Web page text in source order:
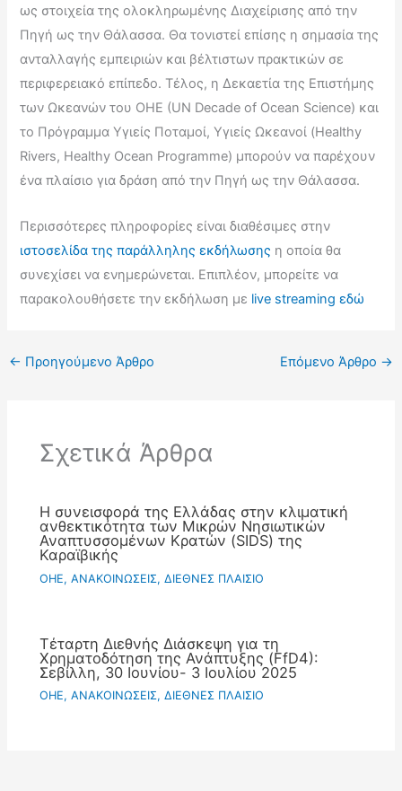
ως στοιχεία της ολοκληρωμένης Διαχείρισης από την
Πηγή ως την Θάλασσα. Θα τονιστεί επίσης η σημασία της
ανταλλαγής εμπειριών και βέλτιστων πρακτικών σε
περιφερειακό επίπεδο. Τέλος, η Δεκαετία της Επιστήμης
των Ωκεανών του ΟΗΕ (UN Decade of Ocean Science) και
το Πρόγραμμα Υγιείς Ποταμοί, Υγιείς Ωκεανοί (Healthy
Rivers, Healthy Ocean Programme) μπορούν να παρέχουν
ένα πλαίσιο για δράση από την Πηγή ως την Θάλασσα.
Περισσότερες πληροφορίες είναι διαθέσιμες στην
ιστοσελίδα της παράλληλης εκδήλωσης η οποία θα
συνεχίσει να ενημερώνεται. Επιπλέον, μπορείτε να
παρακολουθήσετε την εκδήλωση με live streaming εδώ
← Προηγούμενο Άρθρο Επόμενο Άρθρο →
Σχετικά Άρθρα
Η συνεισφορά της Ελλάδας στην κλιματική
ανθεκτικότητα των Μικρών Νησιωτικών
Αναπτυσσομένων Κρατών (SIDS) της
Καραϊβικής
OHE,ΑΝΑΚΟΙΝΩΣΕΙΣ,ΔΙΕΘΝΕΣ ΠΛΑΙΣΙΟ
Τέταρτη Διεθνής Διάσκεψη για τη
Χρηματοδότηση της Ανάπτυξης (FfD4):
Σεβίλλη, 30 Ιουνίου- 3 Ιουλίου 2025
OHE,ΑΝΑΚΟΙΝΩΣΕΙΣ,ΔΙΕΘΝΕΣ ΠΛΑΙΣΙΟ